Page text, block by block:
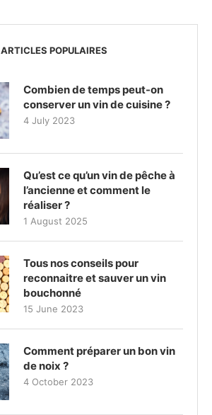
ARTICLES POPULAIRES
Combien de temps peut-on
conserver un vin de cuisine ?
4 July 2023
Qu’est ce qu’un vin de pêche à
l’ancienne et comment le
réaliser ?
1 August 2025
Tous nos conseils pour
reconnaitre et sauver un vin
bouchonné
15 June 2023
Comment préparer un bon vin
de noix ?
4 October 2023